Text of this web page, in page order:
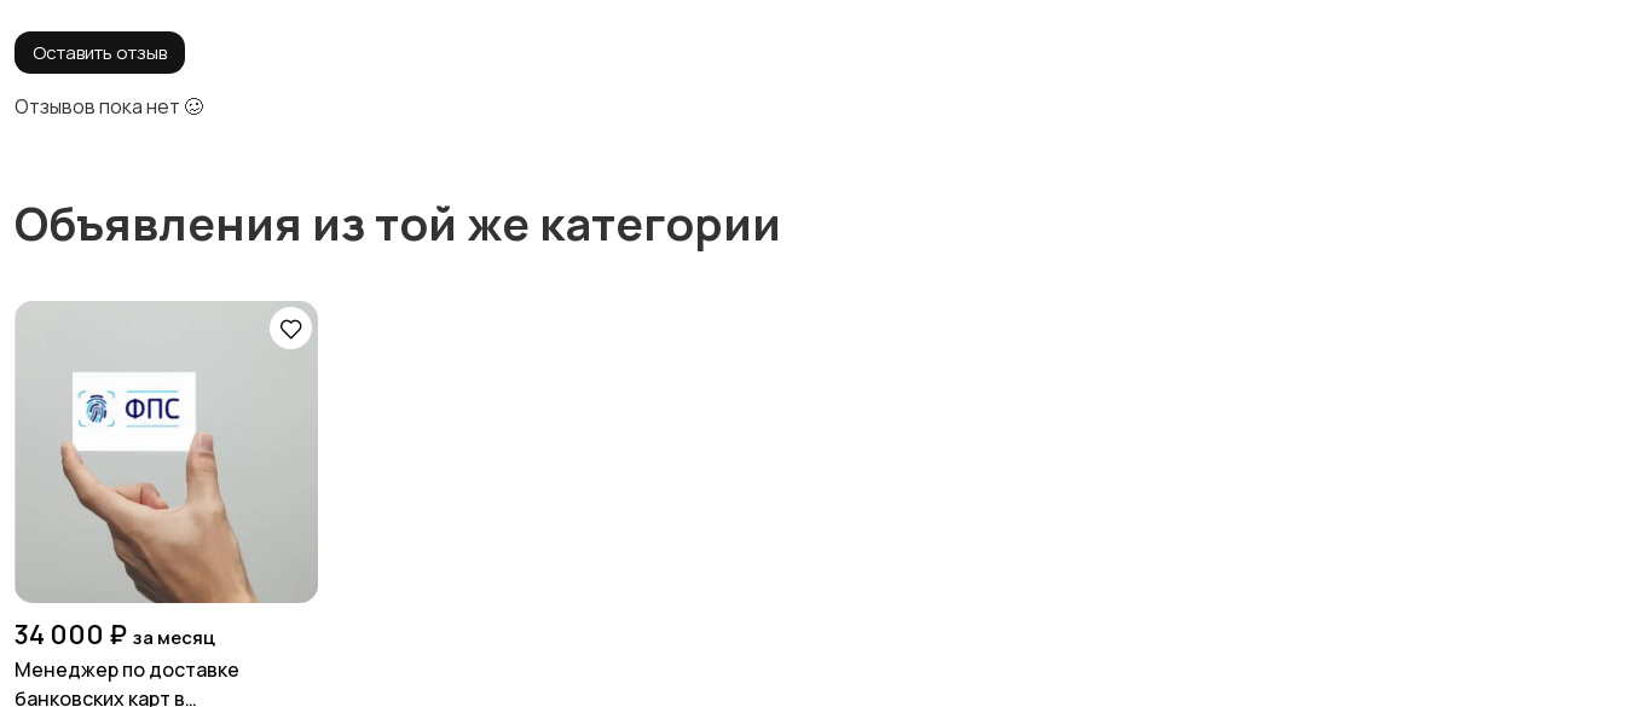
Оставить отзыв
Отзывов пока нет 🥴
Объявления из той же категории
34 000 ₽ за месяц
Менеджер по доставке
банковских карт в